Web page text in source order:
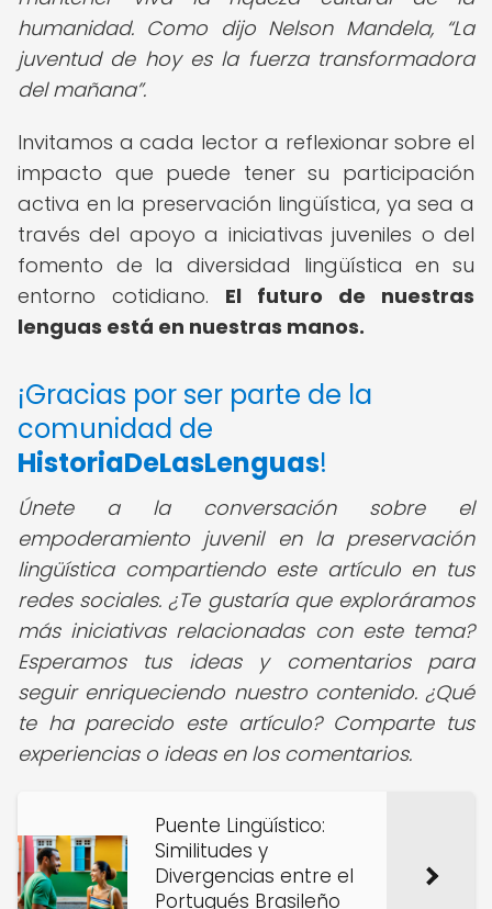
humanidad. Como dijo Nelson Mandela,
La
juventud de hoy es la fuerza transformadora
del mañana .
Invitamos a cada lector a reflexionar sobre el
impacto que puede tener su participación
activa en la preservación lingüística, ya sea a
través del apoyo a iniciativas juveniles o del
fomento de la diversidad lingüística en su
entorno cotidiano. El futuro de nuestras
lenguas está en nuestras manos.
¡Gracias por ser parte de la
comunidad de
HistoriaDeLasLenguas!
Únete a la conversación sobre el
empoderamiento juvenil en la preservación
lingüística compartiendo este artículo en tus
redes sociales. ¿Te gustaría que exploráramos
más iniciativas relacionadas con este tema?
Esperamos tus ideas y comentarios para
seguir enriqueciendo nuestro contenido. ¿Qué
te ha parecido este artículo? Comparte tus
experiencias o ideas en los comentarios.
Puente Lingüístico:
Similitudes y
Divergencias entre el
Portugués Brasileño